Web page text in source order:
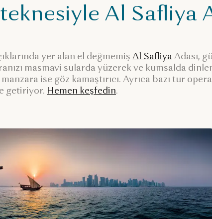
Al Safliya
yer alan el değmemiş Al SafliyaAdası,
masmavi sularda yüzerek ve kumsalda
ise göz kamaştırıcı. Ayrıca bazı tur
getiriyor. Hemen keşfedin.